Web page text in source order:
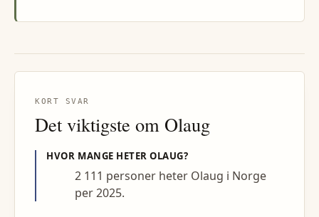
KORT SVAR
Det viktigste om Olaug
HVOR MANGE HETEROLAUG?
2 111 personer heter Olaug i Norge
per 2025.